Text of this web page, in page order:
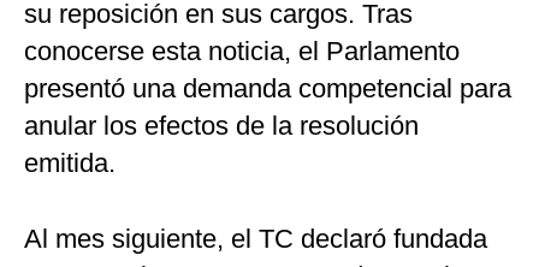
su reposición en sus cargos. Tras
conocerse esta noticia, el Parlamento
presentó una demanda competencial para
anular los efectos de la resolución
emitida.
Al mes siguiente, el TC declaró fundada